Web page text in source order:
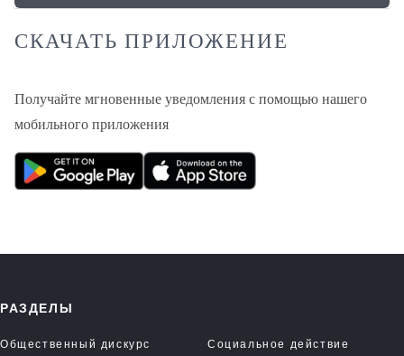
СКАЧАТЬ ПРИЛОЖЕНИЕ
Получайте мгновенные уведомления с помощью нашего
мобильного приложения
РАЗДЕЛЫ
Общественный дискурс Социальное действие